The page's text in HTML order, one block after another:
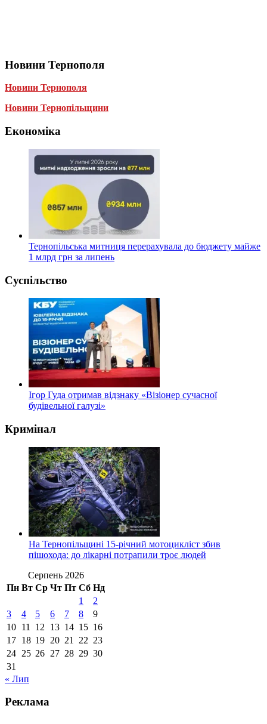
Новини Тернополя
Новини Тернополя
Новини Тернопільщини
Економіка
Тернопільська митниця перерахувала до бюджету майже
1 млрд грн за липень
Суспільство
Ігор Гуда отримав відзнаку «Візіонер сучасної
будівельної галузі»
Кримінал
На Тернопільщині 15-річний мотоцикліст збив
пішохода: до лікарні потрапили троє людей
Серпень 2026
Пн Вт Ср Чт Пт Сб Нд
1
2
3
4 5 6 7 8
9
10 11 12 13 14 15 16
17 18 19 20 21 22 23
24 25 26 27 28 29 30
31
« Лип
Реклама